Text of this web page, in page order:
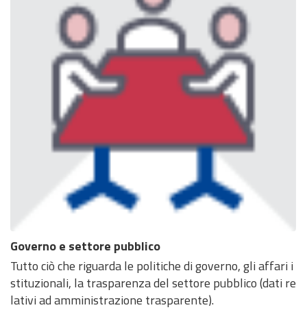
Governo e settore pubblico
Tutto ciò che riguarda le politiche di governo, gli affari i
stituzionali, la trasparenza del settore pubblico (dati re
lativi ad amministrazione trasparente).